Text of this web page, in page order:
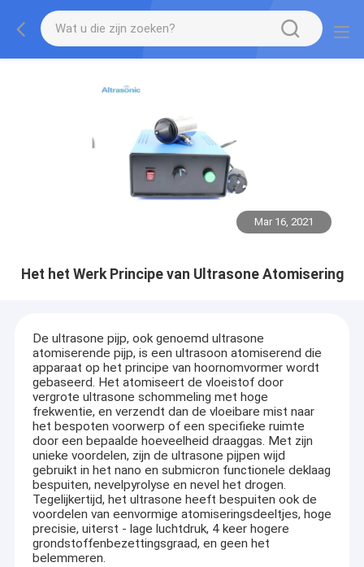
Mar 16, 2021
Het het Werk Principe van Ultrasone Atomisering
De ultrasone pijp, ook genoemd ultrasone
atomiserende pijp, is een ultrasoon atomiserend die
apparaat op het principe van hoornomvormer wordt
gebaseerd. Het atomiseert de vloeistof door
vergrote ultrasone schommeling met hoge
frekwentie, en verzendt dan de vloeibare mist naar
het bespoten voorwerp of een specifieke ruimte
door een bepaalde hoeveelheid draaggas. Met zijn
unieke voordelen, zijn de ultrasone pijpen wijd
gebruikt in het nano en submicron functionele deklaag
bespuiten, nevelpyrolyse en nevel het drogen.
Tegelijkertijd, het ultrasone heeft bespuiten ook de
voordelen van eenvormige atomiseringsdeeltjes, hoge
precisie, uiterst - lage luchtdruk, 4 keer hogere
grondstoffenbezettingsgraad, en geen het
belemmeren.